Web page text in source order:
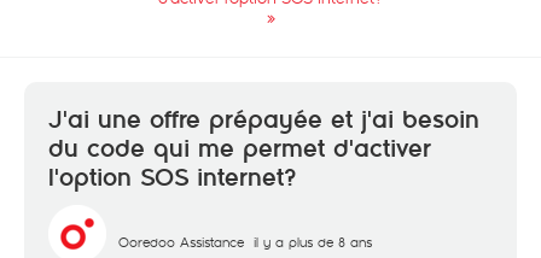
»
J'ai une offre prépayée et j'ai besoin
du code qui me permet d'activer
l'option SOS internet?
Ooredoo Assistance il y a plus de 8 ans